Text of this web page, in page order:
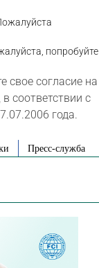
попробуйте
свое согласие на
соответствии с
года.
Пресс-служба